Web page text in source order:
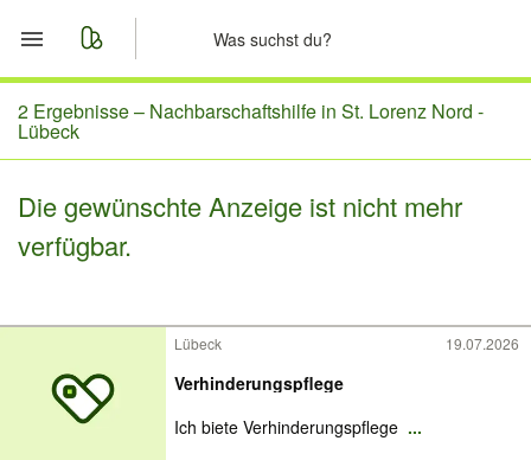
Start
Merkliste
Nachrichten
2 Ergebnisse – Nachbarschaftshilfe in St. Lorenz Nord -
Lübeck
Die gewünschte Anzeige ist nicht mehr
verfügbar.
Lübeck 19.07.2026
Verhinderungspflege
Ich biete Verhinderungspflege ...